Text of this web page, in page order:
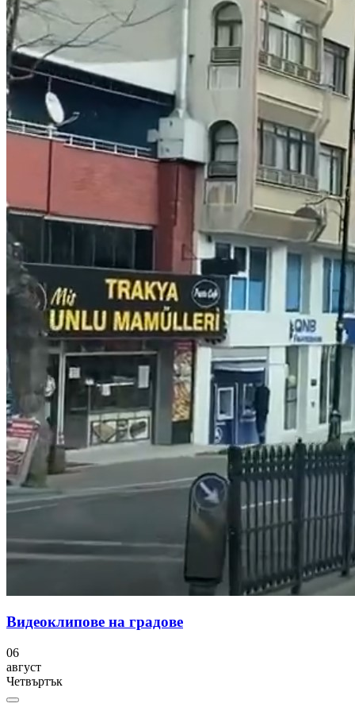
Видеоклипове на градове
06
август
Четвъртък